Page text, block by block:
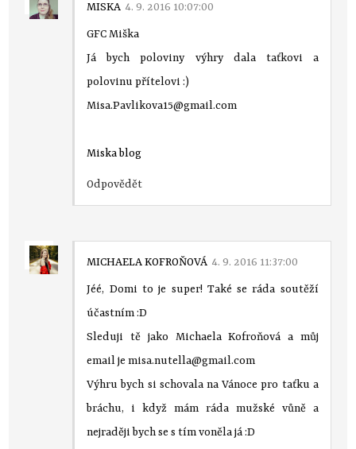
MISKA 4. 9. 2016 10:07:00
GFC Miška
Já bych poloviny výhry dala taťkovi a
polovinu přítelovi :)
Misa.Pavlikova15@gmail.com
Miska blog
Odpovědět
MICHAELA KOFROŇOVÁ 4. 9. 2016 11:37:00
Jéé, Domi to je super! Také se ráda soutěží
účastním :D
Sleduji tě jako Michaela Kofroňová a můj
email je misa.nutella@gmail.com
Výhru bych si schovala na Vánoce pro taťku a
bráchu, i když mám ráda mužské vůně a
nejraději bych se s tím voněla já :D